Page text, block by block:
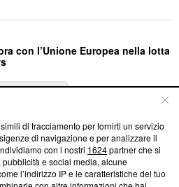
con l’Unione Europea nella lotta
trasparenti su Blasting
e su come ci impegniamo a
afferma la nostra aderenza a
Blasting News non è
di tracciamento per fornirti un servizio
di navigazione e per analizzare il
con i nostri 1624partner che si
e social media, alcune
l’indirizzo IP e le caratteristiche del tuo